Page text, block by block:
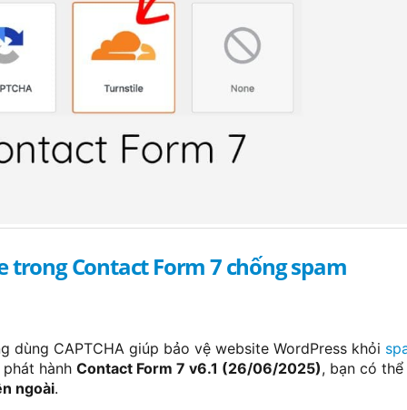
Contact Form 7 chống spam
dùng CAPTCHA giúp bảo vệ website WordPress khỏi
hành Contact Form 7 v6.1 (26/06/2025), bạn có thể
ngoài.